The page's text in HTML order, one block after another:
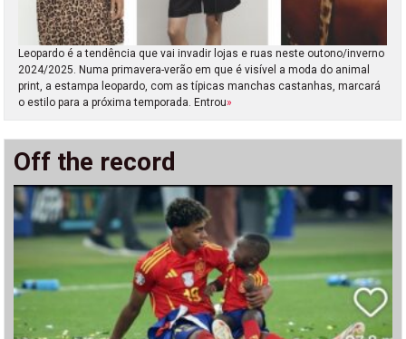
Leopardo é a tendência que vai invadir lojas e ruas neste outono/inverno
2024/2025. Numa primavera-verão em que é visível a moda do animal
print, a estampa leopardo, com as típicas manchas castanhas, marcará
o estilo para a próxima temporada. Entrou»
Off the record